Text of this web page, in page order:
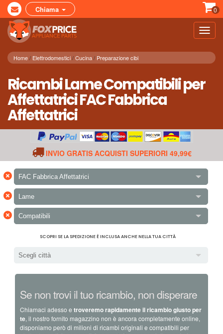
Chiama 0
Home Elettrodomestici Cucina Preparazione cibi
Ricambi Lame Compatibili per
Affettatrici FAC Fabbrica
Affettatrici
INVIO GRATIS ACQUISTI SUPERIORI 49,99€
× FAC Fabbrica Affettatrici
× Lame
× Compatibili
SCOPRI SE LA SPEDIZIONE È INCLUSA ANCHE NELLA TUA CITTÀ
Scegli città
Se non trovi il tuo ricambio, non disperare
Chiamaci adesso e troveremo rapidamente il ricambio giusto per
te, il nostro fornito magazzino non è ancora completamente online,
disponiamo però di milioni di ricambi originali e compatibili per